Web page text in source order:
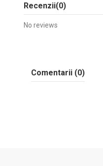
Recenzii(0)
No reviews
Comentarii (0)